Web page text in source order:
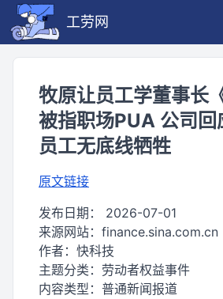
工劳网
牧原让员工学董事长
被指职场PUA 公司回
员工无底线牺牲
原文链接
发布日期： 2026-07-01
来源网站： finance.sina.com.cn
作者： 快科技
主题分类： 劳动者权益事件
内容类型： 普通新闻报道